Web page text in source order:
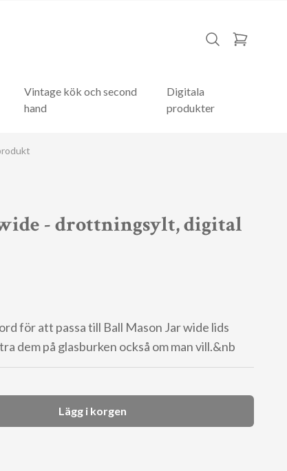
Vintage kök och second
hand
Digitala
produkter
- drottningsylt, digital
för att passa till Ball Mason Jar wide lids
dem på glasburken också om man vill.&nb
Lägg i korgen